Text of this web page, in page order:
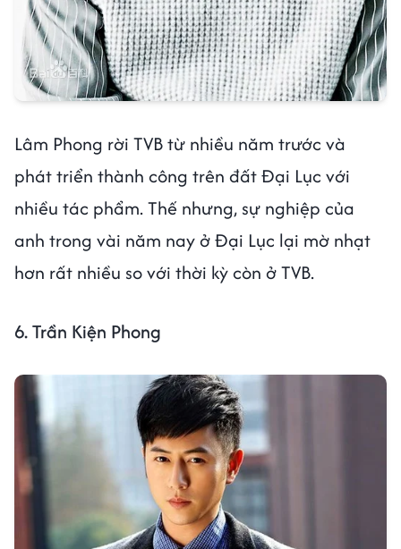
Lâm Phong rời TVB từ nhiều năm trước và
phát triển thành công trên đất Đại Lục với
nhiều tác phẩm. Thế nhưng, sự nghiệp của
anh trong vài năm nay ở Đại Lục lại mờ nhạt
hơn rất nhiều so với thời kỳ còn ở TVB.
6. Trần Kiện Phong